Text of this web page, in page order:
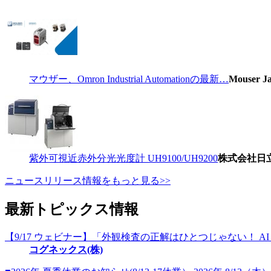
マウザー、Omron Industrial Automationの最新…Mouser
紫外可視近赤外分光光度計 UH9100/UH9200株式会社日
ニュースリリース情報をもっと見る>>
最新トピックス情報
【9/17 ウェビナー】「外観検査の正解はひとつじゃない！
コグネックス(株)